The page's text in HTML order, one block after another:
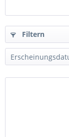
Filtern